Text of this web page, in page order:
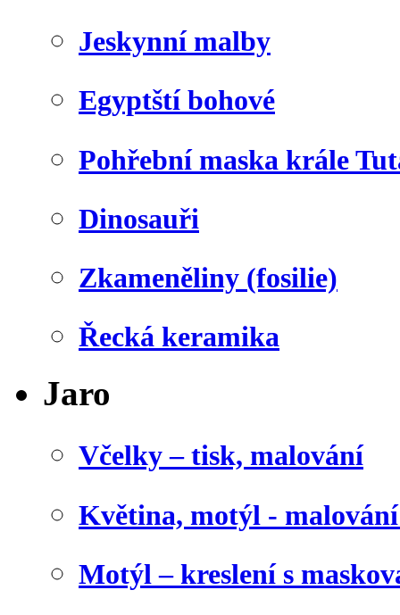
Jeskynní malby
Egyptští bohové
Pohřební maska krále
Dinosauři
Zkameněliny (fosilie)
Řecká keramika
Jaro
Včelky – tisk, malování
Květina, motýl -
Motýl – kreslení s